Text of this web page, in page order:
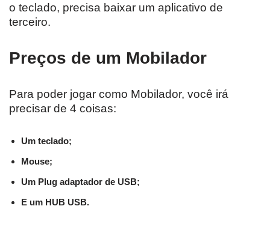
o teclado, precisa baixar um aplicativo de
terceiro.
Preços de um Mobilador
Para poder jogar como Mobilador, você irá
precisar de 4 coisas:
Um teclado;
Mouse;
Um Plug adaptador de USB;
E um HUB USB.